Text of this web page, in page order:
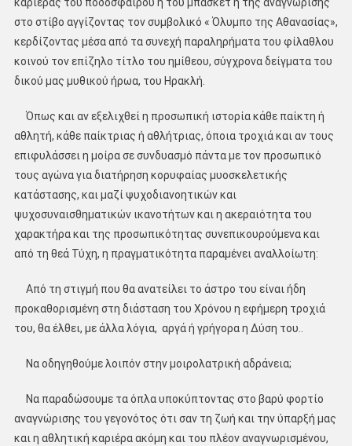
καριέρας του ποδοσφαίρου ή του μπάσκετ ή της αναγνώρισης
στο στίβο αγγίζοντας τον συμβολικό « Όλυμπο της Αθανασίας»,
κερδίζοντας μέσα από τα συνεχή παραληρήματα του φίλαθλου
κοινού τον επίζηλο τίτλο του ημίθεου, σύγχρονα δείγματα του
δικού μας μυθικού ήρωα, του Ηρακλή.
Όπως και αν εξελιχθεί η προσωπική ιστορία κάθε παίκτη ή
αθλητή, κάθε παίκτριας ή αθλήτριας, όποια τροχιά και αν τους
επιφυλάσσει η μοίρα σε συνδυασμό πάντα με τον προσωπικό
τους αγώνα για διατήρηση κορυφαίας μυοσκελετικής
κατάστασης, και μαζί ψυχοδιανοητικών και
ψυχοσυναισθηματικών ικανοτήτων και η ακεραιότητα του
χαρακτήρα και της προσωπικότητας συνεπικουρούμενα και
από τη θεά Τύχη, η πραγματικότητα παραμένει αναλλοίωτη:
Από τη στιγμή που θα ανατείλει το άστρο του είναι ήδη
προκαθορισμένη στη διάσταση του Χρόνου η εφήμερη τροχιά
του, θα έλθει, με άλλα λόγια, αργά ή γρήγορα η Δύση του..
Να οδηγηθούμε λοιπόν στην μοιρολατρική αδράνεια;
Να παραδώσουμε τα όπλα υποκύπτοντας στο βαρύ φορτίο
αναγνώρισης του γεγονότος ότι σαν τη ζωή και την ύπαρξή μας
και η αθλητική καριέρα ακόμη και του πλέον αναγνωρισμένου,